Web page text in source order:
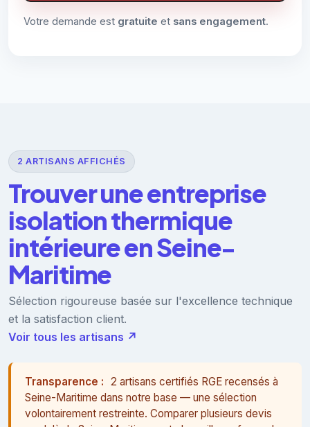
Votre demande est gratuite et sans engagement.
2 ARTISANS AFFICHÉS
Trouver une entreprise
isolation thermique
intérieure en Seine-
Maritime
Sélection rigoureuse basée sur l'excellence technique
et la satisfaction client.
Voir tous les artisans ↗
Transparence : 2 artisans certifiés RGE recensés à
Seine-Maritime dans notre base — une sélection
volontairement restreinte. Comparer plusieurs devis